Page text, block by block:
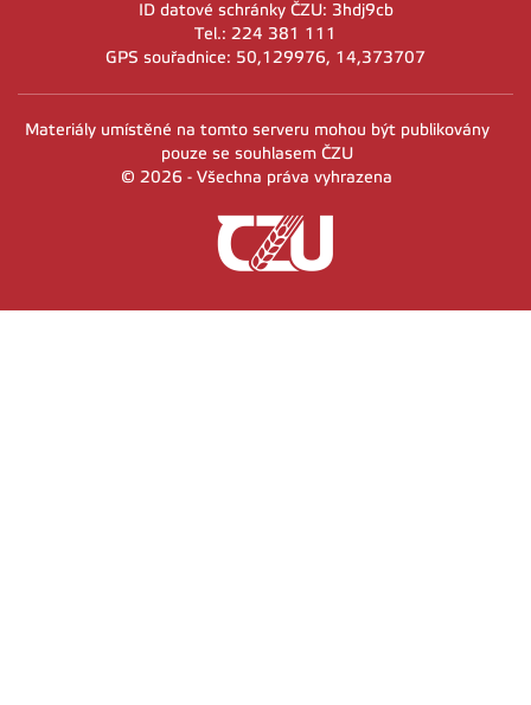
ID datové schránky ČZU: 3hdj9cb
Tel.: 224 381 111
GPS souřadnice: 50,129976, 14,373707
Materiály umístěné na tomto serveru mohou být publikovány
pouze se souhlasem ČZU
© 2026 - Všechna práva vyhrazena